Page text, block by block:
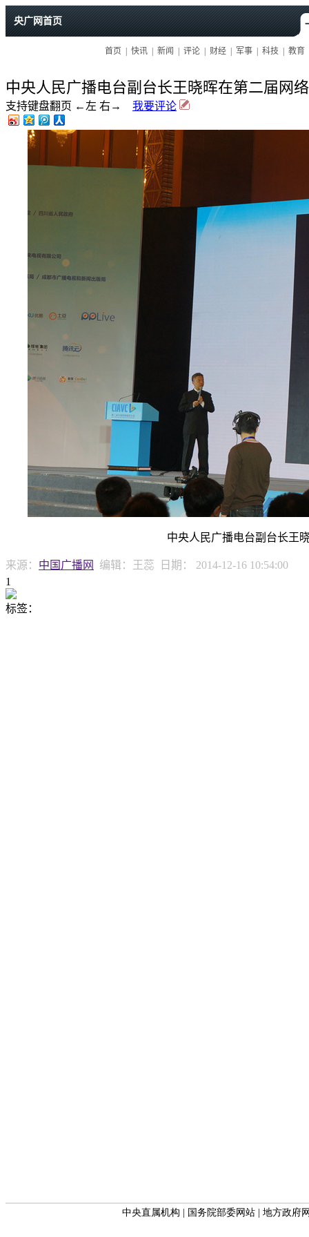
中央人民广播电台副台长王晓晖在第二届网
支持键盘翻页 ←左 右→ 我要评论
中央人民广播电台副台长王
来源： 中国广播网 编辑：王蕊 日期：
2014-12-16 10:54:00
1
标签：